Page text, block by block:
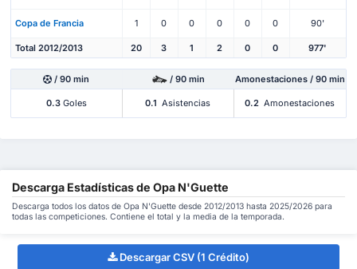
Copa de Francia 1 0 0 0 0 0 90'
Total 2012/2013 20 3 1 2 0 0 977'
/ 90 min / 90 min Amonestaciones / 90 min
0.3Goles 0.1 Asistencias 0.2 Amonestaciones
Descarga Estadísticas de Opa N'Guette
Descarga todos los datos de Opa N'Guette desde 2012/2013 hasta 2025/2026 para
todas las competiciones. Contiene el total y la media de la temporada.
Descargar CSV (1 Crédito)